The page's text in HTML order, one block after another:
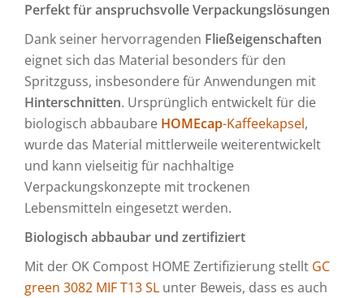
Perfekt für anspruchsvolle Verpackungslösungen
Dank seiner hervorragenden Fließeigenschaften
eignet sich das Material besonders für den
Spritzguss, insbesondere für Anwendungen mit
Hinterschnitten. Ursprünglich entwickelt für die
biologisch abbaubare HOMEcap-Kaffeekapsel,
wurde das Material mittlerweile weiterentwickelt
und kann vielseitig für nachhaltige
Verpackungskonzepte mit trockenen
Lebensmitteln eingesetzt werden.
Biologisch abbaubar und zertifiziert
Mit der OK Compost HOME Zertifizierung stellt GC
green 3082 MIF T13 SL unter Beweis, dass es auch